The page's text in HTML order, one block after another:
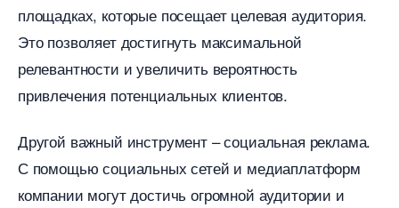
площадках, которые посещает целевая аудитория.
Это позволяет достигнуть максимальной
релевантности и увеличить вероятность
привлечения потенциальных клиентов.
Другой важный инструмент – социальная реклама.
С помощью социальных сетей и медиаплатформ
компании могут достичь огромной аудитории и